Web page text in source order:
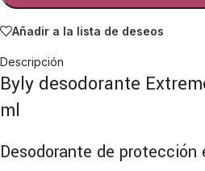
Añadir a la lista de deseos
Descripción
Byly desodorante
ml
Desodorante de protección